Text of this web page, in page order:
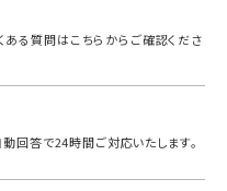
ある質問はこちらからご確認くださ
回答で24時間ご対応いたします。